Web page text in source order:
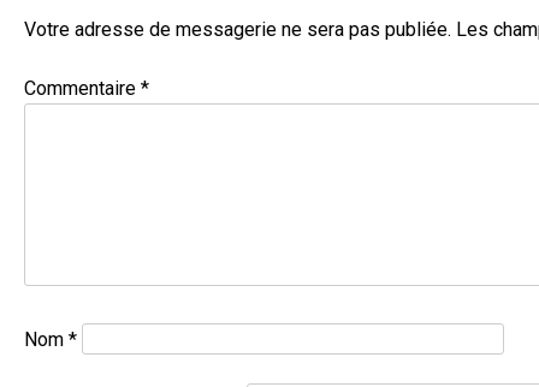
Votre adresse de messagerie ne sera pas publiée. Les
Commentaire *
Nom *